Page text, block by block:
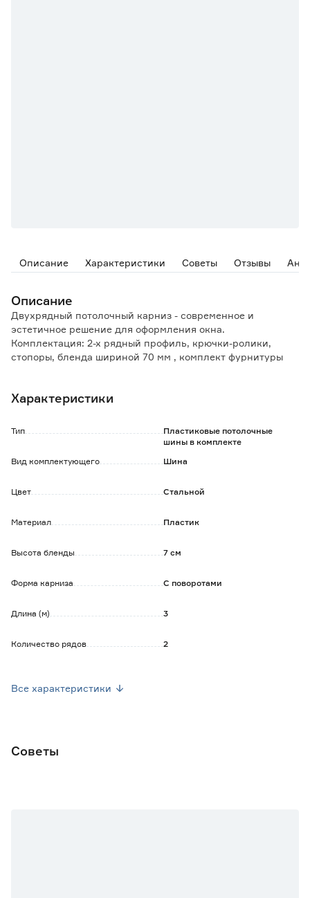
Описание Характеристики Советы Отзывы
Описание
Двухрядный потолочный карниз - современное и
эстетичное решение для оформления окна.
Комплектация: 2-х рядный профиль, крючки-ролики,
стопоры, бленда шириной 70 мм , комплект фурнитуры
Преимущества изделия:
Легко и просто монтируется на потолок.
Визуально делает потолки выше.
машине - не подвергаются деформации.
кронштейна (приобретается отдельно).
Характеристики
Тип
Пластиковые потолочные
шины в комплекте
Вид комплектующего
Шина
Цвет Стальной
Материал Пластик
Высота бленды 7 см
Форма карниза С поворотами
Длина (м) 3
Количество рядов 2
Все характеристики
Советы